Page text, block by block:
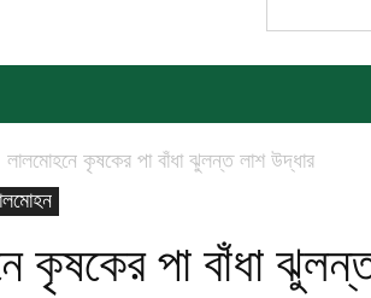
লালমোহনে কৃষকের পা বাঁধা ঝুলন্ত লাশ উদ্ধার
কৃষকের পা বাঁধা